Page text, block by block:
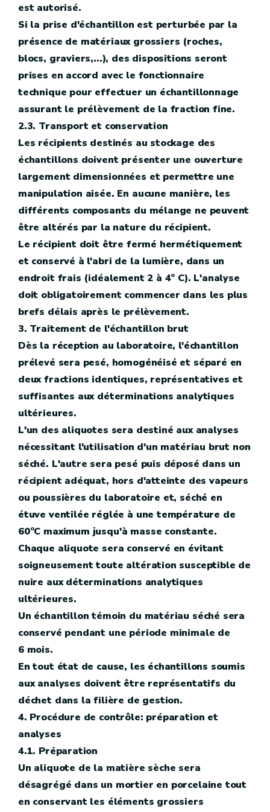
est autorisé.
Si la prise d'échantillon est perturbée par la
présence de matériaux grossiers (roches,
blocs, graviers,...), des dispositions seront
prises en accord avec le fonctionnaire
technique pour effectuer un échantillonnage
assurant le prélèvement de la fraction fine.
2.3. Transport et conservation
Les récipients destinés au stockage des
échantillons doivent présenter une ouverture
largement dimensionnées et permettre une
manipulation aisée. En aucune manière, les
différents composants du mélange ne peuvent
être altérés par la nature du récipient.
Le récipient doit être fermé hermétiquement
et conservé à l'abri de la lumière, dans un
endroit frais (idéalement 2 à 4° C). L'analyse
doit obligatoirement commencer dans les plus
brefs délais après le prélèvement.
3. Traitement de l'échantillon brut
Dès la réception au laboratoire, l'échantillon
prélevé sera pesé, homogénéisé et séparé en
deux fractions identiques, représentatives et
suffisantes aux déterminations analytiques
ultérieures.
L'un des aliquotes sera destiné aux analyses
nécessitant l'utilisation d'un matériau brut non
séché. L'autre sera pesé puis déposé dans un
récipient adéquat, hors d'atteinte des vapeurs
ou poussières du laboratoire et, séché en
étuve ventilée réglée à une température de
60°C maximum jusqu'à masse constante.
Chaque aliquote sera conservé en évitant
soigneusement toute altération susceptible de
nuire aux déterminations analytiques
ultérieures.
Un échantillon témoin du matériau séché sera
conservé pendant une période minimale de
6 mois.
En tout état de cause, les échantillons soumis
aux analyses doivent être représentatifs du
déchet dans la filière de gestion.
4. Procédure de contrôle: préparation et
analyses
4.1. Préparation
Un aliquote de la matière sèche sera
désagrégé dans un mortier en porcelaine tout
en conservant les éléments grossiers